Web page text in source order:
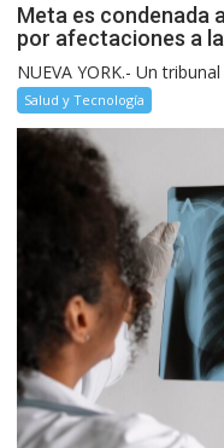
Meta es condenada
por afectaciones a
NUEVA YORK.- Un
Salud y Tecnología